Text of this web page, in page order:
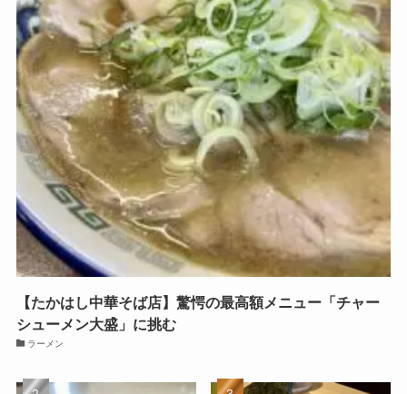
【たかはし中華そば店】驚愕の最高額メニュー「チャー
シューメン大盛」に挑む
ラーメン